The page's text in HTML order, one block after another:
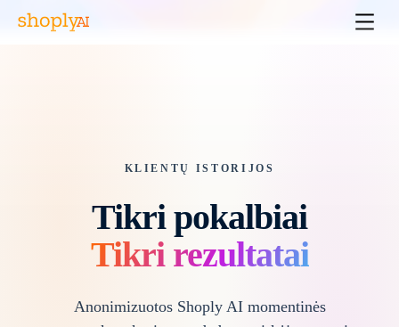
KLIENTŲ ISTORIJOS
Tikri pokalbiai
Tikri rezultatai
Anonimizuotos Shoply AI momentinės